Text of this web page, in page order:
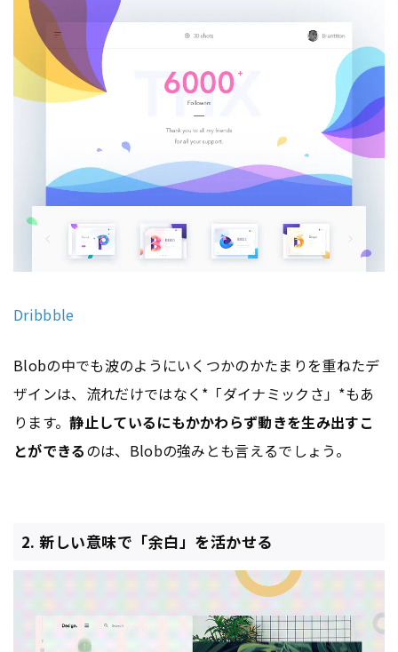
Dribbble
Blobの中でも波のようにいくつかのかたまりを重ねたデ
ザインは、流れだけではなく*「ダイナミックさ」*もあ
ります。静止しているにもかかわらず動きを生み出すこ
とができるのは、Blobの強みとも言えるでしょう。
2. 新しい意味で「余白」を活かせる